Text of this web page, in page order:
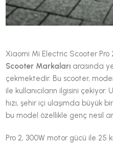
Xiaomi Mi Electric Scooter Pro
Scooter Markaları arasında
çekmektedir. Bu scooter,
ile kullanıcıların ilgisini
hızı, şehir içi ulaşımda büyük
bu model özellikle genç nesil
Pro 2, 300W motor gücü ile 25